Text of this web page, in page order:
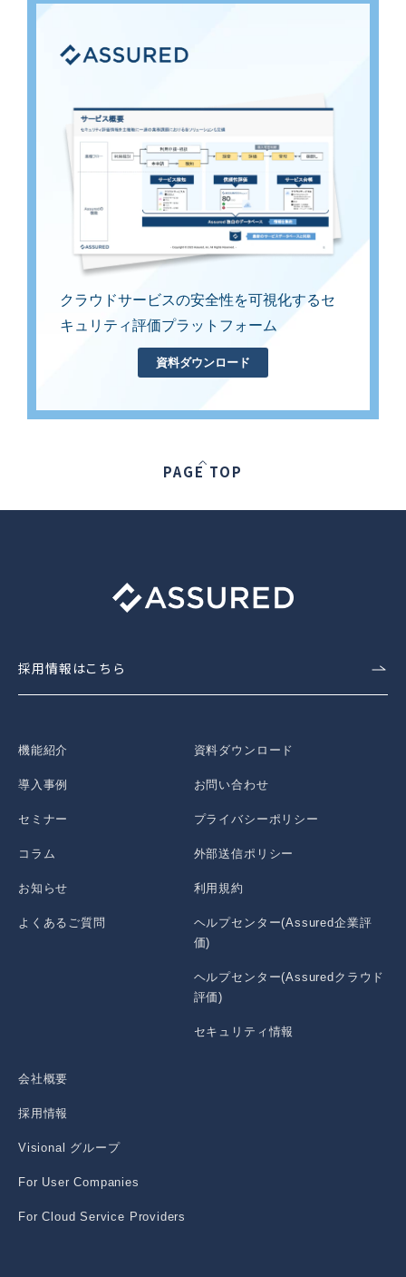
クラウドサービスの安全性を可視化するセ
キュリティ評価プラットフォーム
資料ダウンロード
PAGE TOP
採用情報はこちら
機能紹介
導入事例
セミナー
コラム
お知らせ
よくあるご質問
資料ダウンロード
お問い合わせ
プライバシーポリシー
外部送信ポリシー
利用規約
ヘルプセンター(Assured企業評
価)
ヘルプセンター(Assuredクラウド
評価)
セキュリティ情報
会社概要
採用情報
Visional グループ
For User Companies
For Cloud Service Providers